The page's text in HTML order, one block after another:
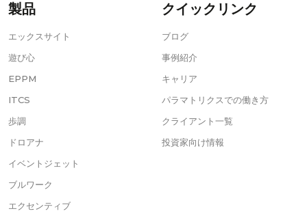
製品
エックスサイト
遊び心
EPPM
ITCS
歩調
ドロアナ
イベントジェット
ブルワーク
エクセンティブ
クイックリンク
ブログ
事例紹介
キャリア
パラマトリクスでの働き方
クライアント一覧
投資家向け情報